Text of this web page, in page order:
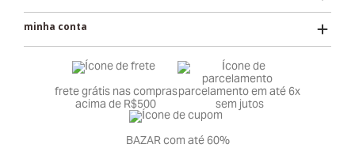
minha conta
frete grátis nas compras
acima de R$500
parcelamento em até 6x
sem jutos
BAZAR com até 60%